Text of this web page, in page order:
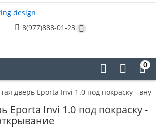
8(977)888-01-23
0
дверь Eporta Invi 1.0 под покраску -
Eporta Invi 1.0 под покраску -